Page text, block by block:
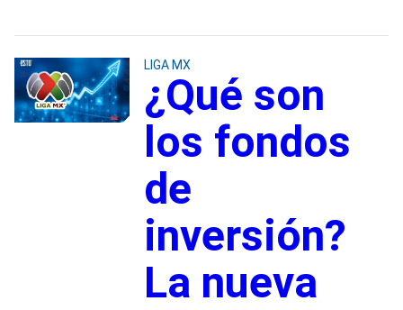
LIGA MX
¿Qué son
los fondos
de
inversión?
La nueva